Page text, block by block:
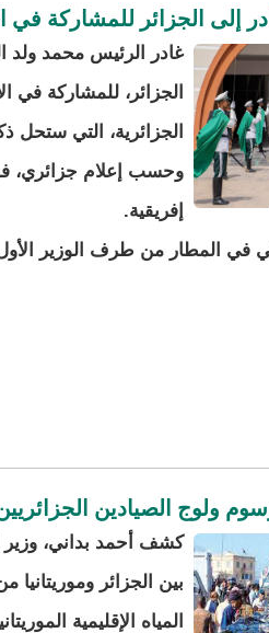
الجزائر للمشاركة في احتفالات
غادر الرئيس محمد ولد
الجزائرية، التي ستحل
وحسب إعلام جزائري،
إفريقية.
في المطار من طرف الوزير
الصيادين الجزائريين
كشف أحمد بداني، وزير
بين الجزائر
المياه الإقليمية